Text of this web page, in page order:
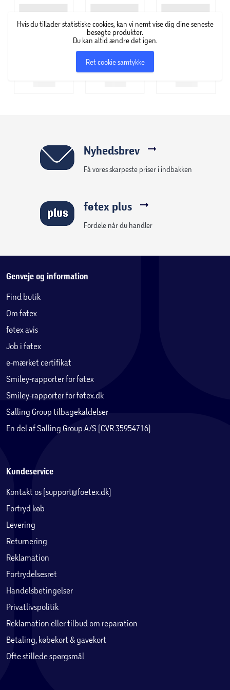
2 knæbeskyttere
2 albuebeskyttere
2 håndledsbeskyttere
Brudsikre plastskaller
Justerbare velcrolukninger
For information vedrørende beskyttelsesudstyr gå til:
https://skeight.dk/vare/sgs359bl
Hvis du tillader statistiske cookies, kan vi nemt vise dig dine seneste
besøgte produkter.
Du kan altid ændre det igen.
Ret cookie samtykke
Nyhedsbrev
Få vores skarpeste priser i indbakken
føtex plus
Fordele når du handler
Genveje og information
Find butik
Om føtex
føtex avis
Job i føtex
e-mærket certifikat
Smiley-rapporter for føtex
Smiley-rapporter for føtex.dk
Salling Group tilbagekaldelser
En del af Salling Group A/S (CVR 35954716)
Kundeservice
Kontakt os (support@foetex.dk)
Fortryd køb
Levering
Returnering
Reklamation
Fortrydelsesret
Handelsbetingelser
Privatlivspolitik
Reklamation eller tilbud om reparation
Betaling, købekort & gavekort
Ofte stillede spørgsmål